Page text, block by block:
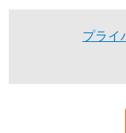
プライ